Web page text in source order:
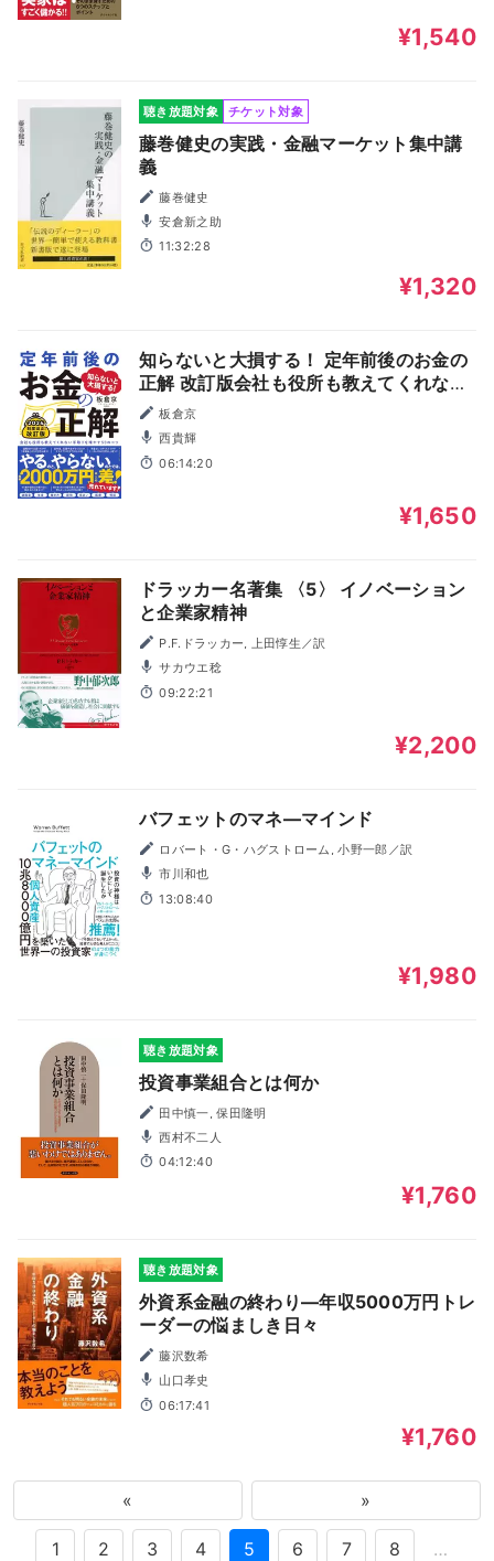
¥1,540
聴き放題対象 チケット対象
藤巻健史の実践・金融マーケット集中講
義
藤巻健史
安倉新之助
11:32:28
¥1,320
知らないと大損する！ 定年前後のお金の
正解 改訂版会社も役所も教えてくれない
手取りを増やす50のコツ
板倉京
西貴輝
06:14:20
¥1,650
ドラッカー名著集 〈5〉 イノベーション
と企業家精神
P.F.ドラッカー, 上田惇生／訳
サカウエ稔
09:22:21
¥2,200
バフェットのマネ―マインド
ロバート・G・ハグストローム, 小野一郎／訳
市川和也
13:08:40
¥1,980
聴き放題対象
投資事業組合とは何か
田中慎一, 保田隆明
西村不二人
04:12:40
¥1,760
聴き放題対象
外資系金融の終わり―年収5000万円トレ
ーダーの悩ましき日々
藤沢数希
山口孝史
06:17:41
¥1,760
« »
1 2 3 4 5 6 7 8 …